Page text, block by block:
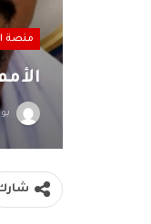
منصة